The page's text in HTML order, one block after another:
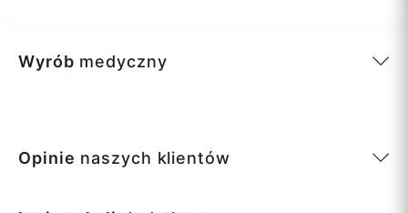
Wyrób medyczny
Opinie naszych klientów